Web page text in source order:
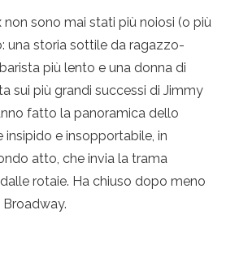
non sono mai stati più noiosi (o più
una storia sottile da ragazzo-
più lento e una donna di
sui più grandi successi di Jimmy
fatto la panoramica dello
e insopportabile, in
atto, che invia la trama
rotaie. Ha chiuso dopo meno